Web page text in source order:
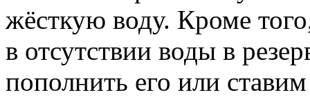
жёсткую воду. Кроме
в отсутствии воды в
пополнить его или